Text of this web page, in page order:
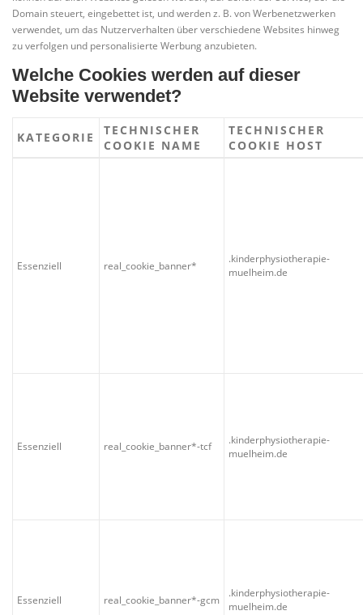
Domain steuert, eingebettet ist, und werden z. B. von Werbenetzwerken
verwendet, um das Nutzerverhalten über verschiedene Websites hinweg
zu verfolgen und personalisierte Werbung anzubieten.
Welche Cookies werden auf dieser
Website verwendet?
KATEGORIE
TECHNISCHER
COOKIE NAME
TECHNISCHER
COOKIE HOST
Essenziell real_cookie_banner*
.kinderphysiotherapie-
muelheim.de
Essenziell real_cookie_banner*-tcf
.kinderphysiotherapie-
muelheim.de
Essenziell real_cookie_banner*-gcm
.kinderphysiotherapie-
muelheim.de